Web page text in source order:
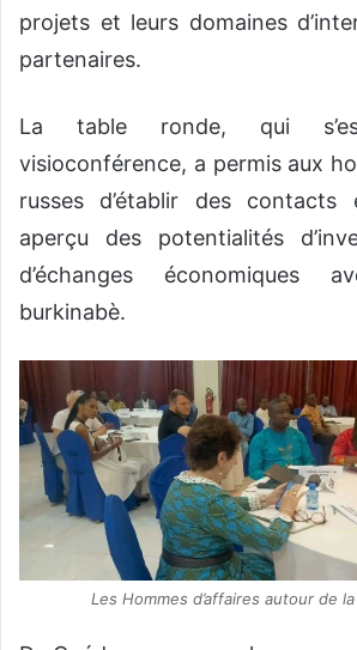
projets et leurs domaines
partenaires.
La table ronde, qui
visioconférence, a permis aux
russes d’établir des
aperçu des potentialités
d’échanges économiques
burkinabè.
Les Hommes d’affaires autour de